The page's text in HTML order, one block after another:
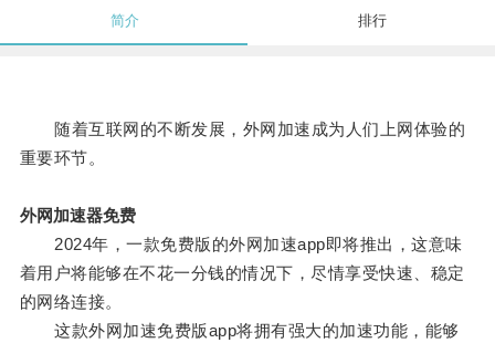
简介 排行
随着互联网的不断发展，外网加速成为人们上网体验的
重要环节。
外网加速器免费
2024年，一款免费版的外网加速app即将推出，这意味
着用户将能够在不花一分钱的情况下，尽情享受快速、稳定
的网络连接。
这款外网加速免费版app将拥有强大的加速功能，能够